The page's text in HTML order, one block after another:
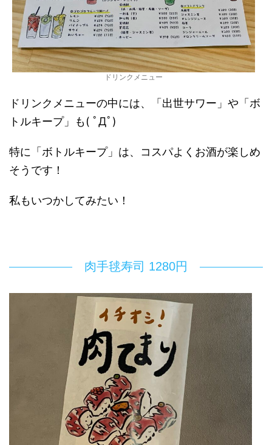
ドリンクメニュー
ドリンクメニューの中には、「出世サワー」や「ボ
トルキープ」も( ﾟДﾟ)
特に「ボトルキープ」は、コスパよくお酒が楽しめ
そうです！
私もいつかしてみたい！
肉手毬寿司 1280円